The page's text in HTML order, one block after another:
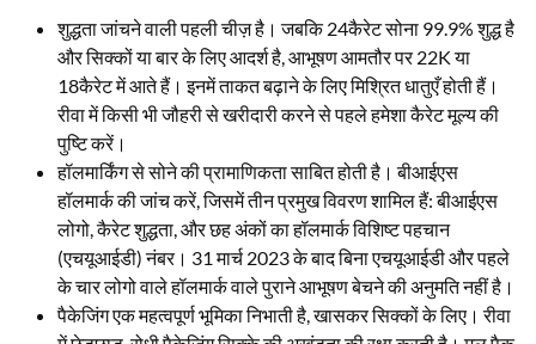
शुद्धता जांचने वाली पहली चीज़ है। जबकि 24कैरेट सोना 99.9% शुद्ध है
और सिक्कों या बार के लिए आदर्श है, आभूषण आमतौर पर 22K या
18कैरेट में आते हैं। इनमें ताकत बढ़ाने के लिए मिश्रित धातुएँ होती हैं।
रीवा में किसी भी जौहरी से खरीदारी करने से पहले हमेशा कैरेट मूल्य की
पुष्टि करें।
हॉलमार्किंग से सोने की प्रामाणिकता साबित होती है। बीआईएस
हॉलमार्क की जांच करें, जिसमें तीन प्रमुख विवरण शामिल हैं: बीआईएस
लोगो, कैरेट शुद्धता, और छह अंकों का हॉलमार्क विशिष्ट पहचान
(एचयूआईडी) नंबर। 31 मार्च 2023 के बाद बिना एचयूआईडी और पहले
के चार लोगो वाले हॉलमार्क वाले पुराने आभूषण बेचने की अनुमति नहीं है।
पैकेजिंग एक महत्वपूर्ण भूमिका निभाती है, खासकर सिक्कों के लिए। रीवा